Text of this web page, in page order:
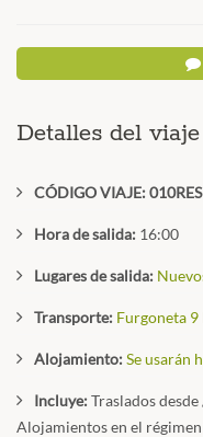
Detalles del viaje
CÓDIGO VIAJE: 010RES
Hora de salida: 16:00
Lugares de salida:
Transporte: Furgoneta 9
Alojamiento:Se usarán
Incluye:Traslados
Alojamientos en el